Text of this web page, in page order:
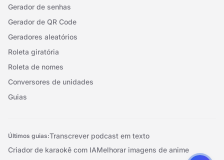
Gerador de senhas
Gerador de QR Code
Geradores aleatórios
Roleta giratória
Roleta de nomes
Conversores de unidades
Guias
Últimos guias:Transcrever podcast em texto
Criador de karaokê com IAMelhorar imagens de anime